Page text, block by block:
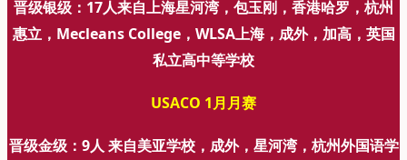
晋级银级：17人来自上海星河湾，包玉刚，香港哈罗，杭州
惠立，Mecleans College，WLSA上海，成外，加高，英国
私立高中等学校
USACO 1月月赛
晋级金级：9人 来自美亚学校，成外，星河湾，杭州外国语学